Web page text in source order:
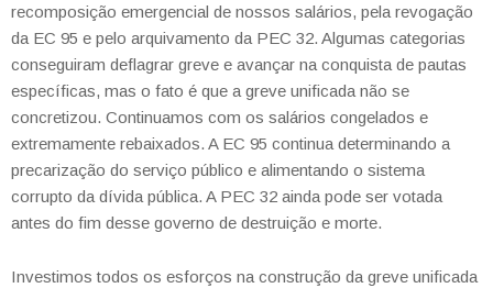
recomposição emergencial de nossos salários, pela revogação
da EC 95 e pelo arquivamento da PEC 32. Algumas categorias
conseguiram deflagrar greve e avançar na conquista de pautas
específicas, mas o fato é que a greve unificada não se
concretizou. Continuamos com os salários congelados e
extremamente rebaixados. A EC 95 continua determinando a
precarização do serviço público e alimentando o sistema
corrupto da dívida pública. A PEC 32 ainda pode ser votada
antes do fim desse governo de destruição e morte.
Investimos todos os esforços na construção da greve unificada